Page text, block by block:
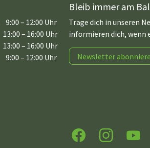
9:00 – 12:00 Uhr
13:00 – 16:00 Uhr
13:00 – 16:00 Uhr
9:00 – 12:00 Uhr
Bleib immer am
Trage dich in unseren
informieren dich, wenn
Newsletter